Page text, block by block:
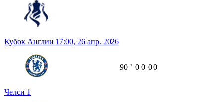
Кубок Англии 17:00, 26 апр. 2026
Челси 1
90 ʼ 0 0 00